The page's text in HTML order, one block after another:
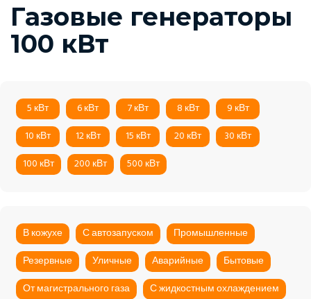
Газовые генераторы
100 кВт
5 кВт 6 кВт 7 кВт 8 кВт
9 кВт
10 кВт
12 кВт 15 кВт 20 кВт
30 кВт
100 кВт
200 кВт 500 кВт
В кожухе С автозапуском
Промышленные
Резервные
Уличные Аварийные
Бытовые
От магистрального газа
С жидкостным охлаждением